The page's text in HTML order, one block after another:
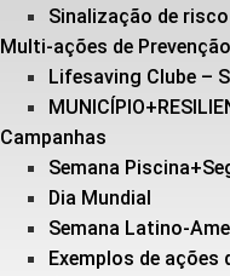
Sinalização de
Multi-ações de Prevenção
Lifesaving Clube –
Campanhas
Semana
Dia Mundial
Semana Latino-
Exemplos de ações